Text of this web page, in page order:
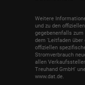
Weitere
und zu den
gegebenenfalls
dem 'Leitfaden
offiziellen
Stromverbrauch
allen
Treuhand GmbH'
www.dat.de.